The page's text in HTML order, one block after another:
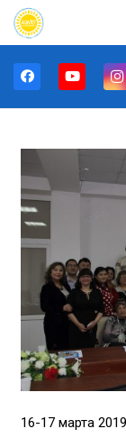
16-17 марта